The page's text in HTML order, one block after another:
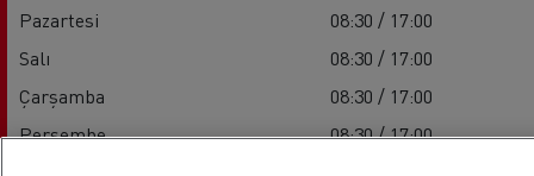
Pazartesi
08:30 / 17:00
Salı
08:30 / 17:00
Çarşamba
08:30 / 17:00
Perşembe
08:30 / 17:00